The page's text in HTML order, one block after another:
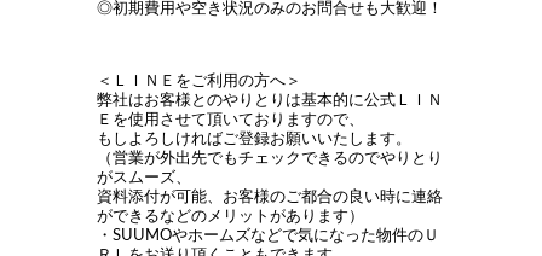
◎初期費用や空き状況のみのお問合せも大歓迎！
＜ＬＩＮＥをご利用の方へ＞
弊社はお客様とのやりとりは基本的に公式ＬＩＮ
Ｅを使用させて頂いておりますので、
もしよろしければご登録お願いいたします。
（営業が外出先でもチェックできるのでやりとり
がスムーズ、
資料添付が可能、お客様のご都合の良い時に連絡
ができるなどのメリットがあります）
・SUUMOやホームズなどで気になった物件のＵ